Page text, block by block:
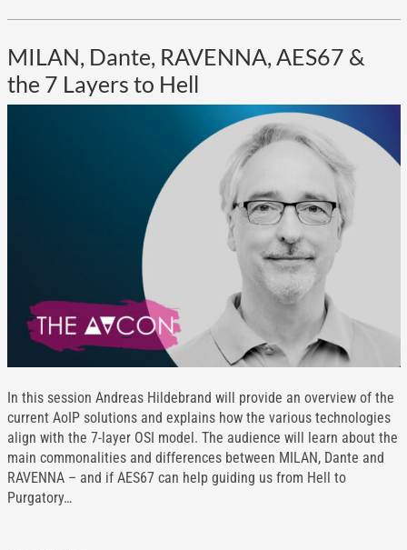
MILAN, Dante, RAVENNA, AES67 &
the 7 Layers to Hell
In this session Andreas Hildebrand will provide an overview of the
current AoIP solutions and explains how the various technologies
align with the 7-layer OSI model. The audience will learn about the
main commonalities and differences between MILAN, Dante and
RAVENNA – and if AES67 can help guiding us from Hell to
Purgatory…